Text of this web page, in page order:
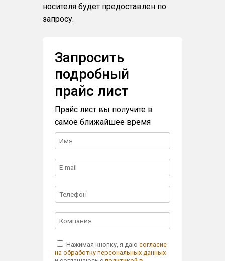
носителя будет предоставлен по
запросу.
Запросить
подробный
прайс лист
Прайс лист вы получите в
самое ближайшее время
Нажимая кнопку, я даюсогласие
на обработку персональных данных